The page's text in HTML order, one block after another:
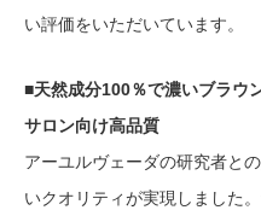
い評価をいただいています。
■天然成分100％で濃いブラウ
サロン向け高品質
アーユルヴェーダの研究者と
いクオリティが実現しました